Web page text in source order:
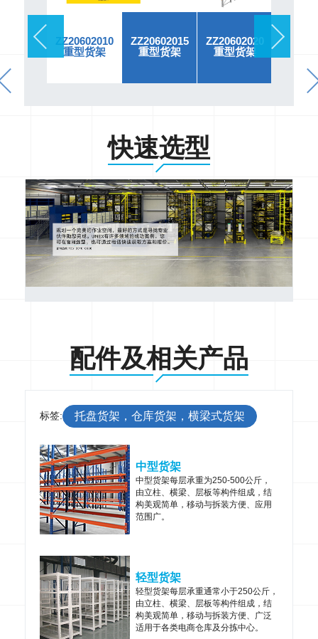
ZZ20602010
重型货架
ZZ20602015
重型货架
ZZ20602020
重型货架
快速选型
配件及相关产品
标签: 托盘货架，仓库货架，横梁式货架
中型货架
中型货架每层承重为250-500公斤，
由立柱、横梁、层板等构件组成，结
构美观简单，移动与拆装方便、应用
范围广。
轻型货架
轻型货架每层承重通常小于250公斤，
由立柱、横梁、层板等构件组成，结
构美观简单，移动与拆装方便、广泛
适用于各类电商仓库及分拣中心。